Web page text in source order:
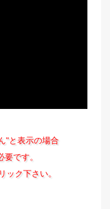
"と表示の場合
要です。
ック下さい。